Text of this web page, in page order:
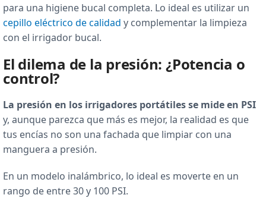
para una higiene bucal completa. Lo ideal es utilizar un
cepillo eléctrico de calidad y complementar la limpieza
con el irrigador bucal.
El dilema de la presión: ¿Potencia o
control?
La presión en los irrigadores portátiles se mide en PSI
y, aunque parezca que más es mejor, la realidad es que
tus encías no son una fachada que limpiar con una
manguera a presión.
En un modelo inalámbrico, lo ideal es moverte en un
rango de entre 30 y 100 PSI.